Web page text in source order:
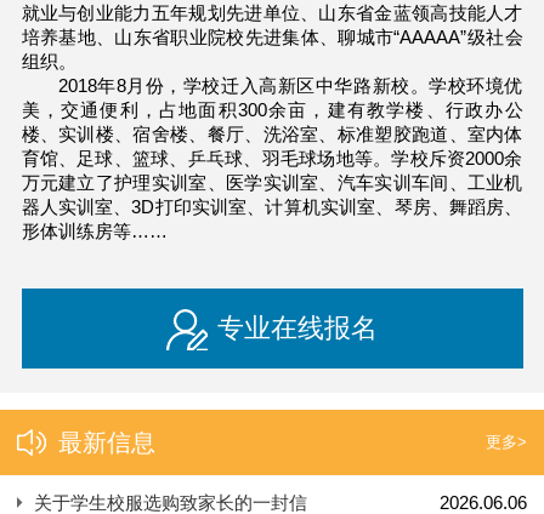
就业与创业能力五年规划先进单位、山东省金蓝领高技能人才
培养基地、山东省职业院校先进集体、聊城市“AAAAA”级社会
组织。
2018年8月份，学校迁入高新区中华路新校。学校环境优
美，交通便利，占地面积300余亩，建有教学楼、行政办公
楼、实训楼、宿舍楼、餐厅、洗浴室、标准塑胶跑道、室内体
育馆、足球、篮球、乒乓球、羽毛球场地等。学校斥资2000余
万元建立了护理实训室、医学实训室、汽车实训车间、工业机
器人实训室、3D打印实训室、计算机实训室、琴房、舞蹈房、
形体训练房等……
专业在线报名
最新信息 更多>
2026.06.06
关于学生校服选购致家长的一封信